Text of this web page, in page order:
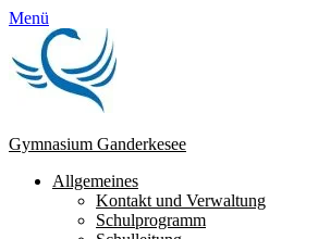
Menü
Gymnasium Ganderkesee
Erstes
Zum
Allgemeines
Kontakt und Verwaltung
Schulprogramm